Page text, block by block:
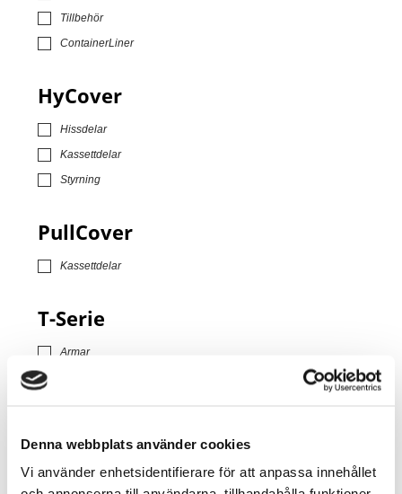
Denna webbplats använder cookies
Vi använder enhetsidentifierare för att anpassa innehållet
Tillbehör
ContainerLiner
HyCover
Hissdelar
Kassettdelar
Styrning
PullCover
Kassettdelar
T-Serie
Armar
Posts found: error